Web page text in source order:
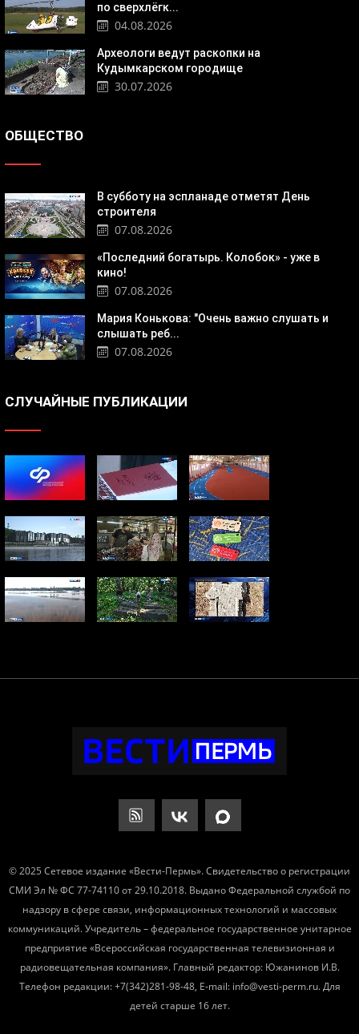
по сверхлёгк...
04.08.2026
Археологи ведут раскопки на
Кудымкарском городище
30.07.2026
ОБЩЕСТВО
В субботу на эспланаде отметят День
строителя
07.08.2026
«Последний богатырь. Колобок» - уже в
кино!
07.08.2026
Мария Конькова: "Очень важно слушать и
слышать реб...
07.08.2026
СЛУЧАЙНЫЕ ПУБЛИКАЦИИ
© 2025 Сетевое издание «Вести-Пермь». Свидетельство о регистрации
СМИ Эл № ФС 77-74110 от 29.10.2018. Выдано Федеральной службой по
надзору в сфере связи, информационных технологий и массовых
коммуникаций. Учредитель – федеральное государственное унитарное
предприятие «Всероссийская государственная телевизионная и
радиовещательная компания». Главный редактор: Южанинов И.В.
Телефон редакции: +7(342)281-98-48, E-mail: info@vesti-perm.ru. Для
детей старше 16 лет.